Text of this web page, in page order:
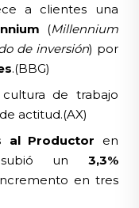
a clientes una
(Millennium
de inversión) por
.(BBG)
de trabajo
actitud.(AX)
al Productor en
un 3,3%
en tres